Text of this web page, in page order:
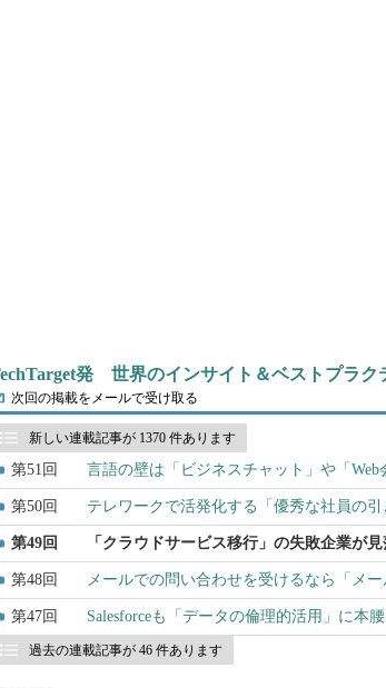
発 世界のインサイト＆ベストプラク
次回の掲載をメールで受け取る
新しい連載記事が 1370 件あります
51 言語の壁は「ビジネスチャット」や「
50 テレワークで活発化する「優秀な社員の
49 「クラウドサービス移行」の失敗企業が
48 メールでの問い合わせを受けるなら「メ
47 Salesforceも「データの倫理的活用」に
過去の連載記事が 46 件あります